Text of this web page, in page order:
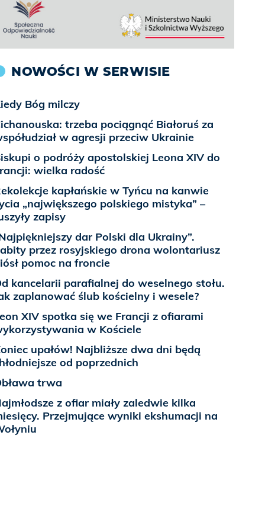
NOWOŚCI W SERWISIE
Bóg milczy
trzeba pociągnąć Białoruś za
w agresji przeciw Ukrainie
o podróży apostolskiej Leona XIV do
wielka radość
kapłańskie w Tyńcu na kanwie
„największego polskiego mistyka” –
zapisy
dar Polski dla Ukrainy”.
przez rosyjskiego drona wolontariusz
pomoc na froncie
kancelarii parafialnej do weselnego stołu.
zaplanować ślub kościelny i wesele?
XIV spotka się we Francji z ofiarami
w Kościele
upałów! Najbliższe dwa dni będą
od poprzednich
trwa
z ofiar miały zaledwie kilka
Przejmujące wyniki ekshumacji na